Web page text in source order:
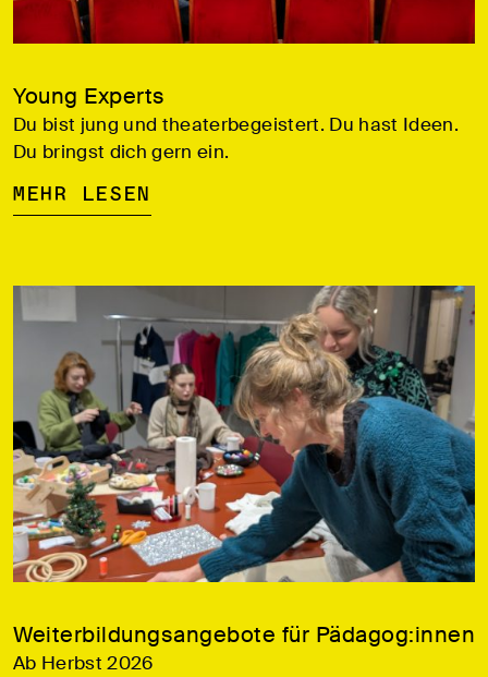
Young Experts
Du bist jung und theaterbegeistert. Du hast Ideen.
Du bringst dich gern ein.
Mehr lesen
Weiterbildungsangebote für Pädagog:innen
Ab Herbst 2026